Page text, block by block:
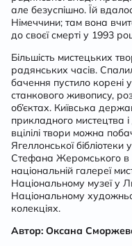
але безуспішно. Їй
Німеччини; там вона
до своєї смерті у 1993
Більшість мистецьких
радянських часів.
бачення пустило корені
станкового живопису,
об’єктах. Київська
прикладного мистецтва
вцілілі твори можна
Ягеллонської бібліотеки
Стефана Жеромського в
національній галереї
Національному музеї у
Національному
колекціях.
Автор: Оксана